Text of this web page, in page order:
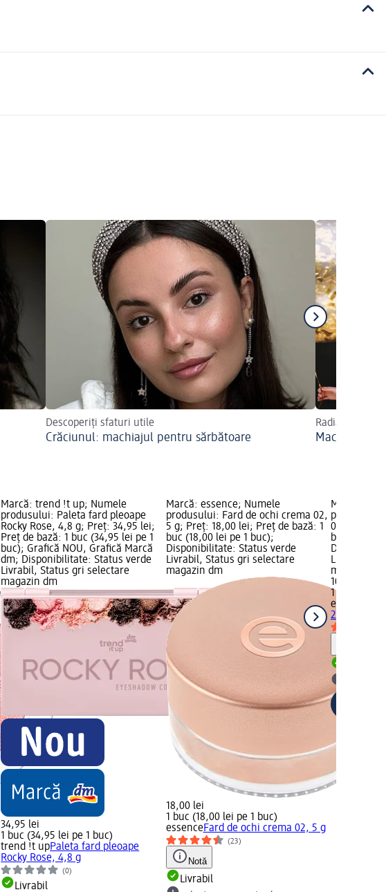
Descoperiți sfaturi utile
Crăciunul: machiajul pentru sărbătoare
Radiant de
Machiaj de
Marcă: trend !t up; Numele
produsului: Paleta fard pleoape
Rocky Rose, 4,8 g; Preț: 34,95 lei;
Preț de bază: 1 buc (34,95 lei pe 1
buc); Grafică NOU, Grafică Marcă
dm; Disponibilitate: Status verde
Livrabil, Status gri selectare
magazin dm
34,95 lei
1 buc (34,95 lei pe 1 buc)
trend !t upPaleta fard pleoape
Rocky Rose, 4,8 g
(0)
Livrabil
Marcă: essence; Numele
produsului: Fard de ochi crema 02,
5 g; Preț: 18,00 lei; Preț de bază: 1
buc (18,00 lei pe 1 buc);
Disponibilitate: Status verde
Livrabil, Status gri selectare
magazin dm
18,00 lei
1 buc (18,00 lei pe 1 buc)
essenceFard de ochi crema 02, 5 g
(23)
Notă
Livrabil
Marcă:
produsului:
02, 2 g;
bază: 1 buc
Livrabil,
magazin
10,50 lei
1 buc
essence
2 g